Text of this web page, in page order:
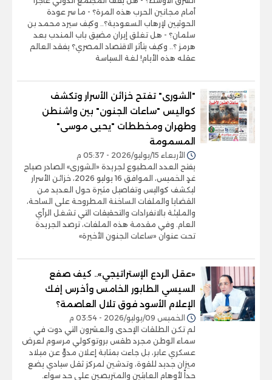
أمام مجانين الحرب هذه المرة؟ - ما سر عودة
الحوثيين لإرهاب السعودية؟.. وكيف سيرد محمد بن
سلمان؟ - هل تغلق إيران مضيق باب المندب بعد
هرمز ؟.. وكيف يتأثر الاقتصاد المصري؟ يفقد العالم
عقله هذه الأيام! لغة السياسة
"الشورى" تفتح خزائن الأسرار وتكشف
كواليس "ساعات الجنون" بين واشنطن
وطهران ومخططات "يحيى موسى"
المسمومة
الأربعاء 15/يوليو/2026 - 05:37 م
يفتح العدد المطبوع لجريدة «الشورى» الصادر صباح
غدٍ الخميس، الموافق 16 يوليو 2026، خزائن الأسرار
ليكشف كواليس وتفاصيل مثيرة حول العديد من
القضايا والملفات الساخنة المطروحة على الساحة،
والمليئة بالانفرادات والتحقيقات التي تشغل الرأي
العام. وفي مقدمة هذه الملفات، ترصد الجريدة
تحت عنوان «ساعات الجنون الأخيرة»
«عقل الردع الإستراتيجي».. كيف صفع
السيسي الطابور الخامس وأخرس إفك
الإعلام الأسود فوق تلال العاصمة؟
الخميس 09/يوليو/2026 - 03:54 م
لم تكن الطلقات الإحدى والعشرون التي دوت في
سماء الوطن مجرد طقس بروتوكولي مرسوم لعرض
عسكري عابر، بل جاءت بمثابة إعلان مدوٍّ عن ميلاد
ميزان جديد للقوة، وتدشين لمركز ثقل سيادي يضع
حداً لأوهام العابثين والمتربصين على حد سواء.